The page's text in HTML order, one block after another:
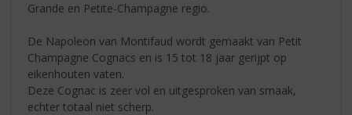
Grande en Petite-Champagne regio.
De Napoleon van Montifaud wordt gemaakt van Petit
Champagne Cognacs en is 15 tot 18 jaar gerijpt op
eikenhouten vaten.
Deze Cognac is zeer vol en uitgesproken van smaak,
echter totaal niet scherp.